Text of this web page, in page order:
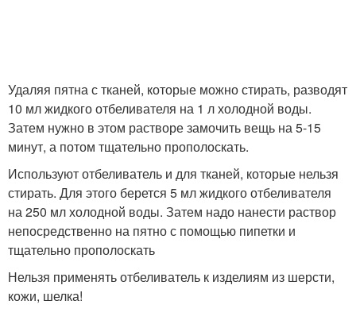
Удаляя пятна с тканей, которые можно стирать, разводят
10 мл жидкого отбеливателя на 1 л холодной воды.
Затем нужно в этом растворе замочить вещь на 5-15
минут, а потом тщательно прополоскать.
Используют отбеливатель и для тканей, которые нельзя
стирать. Для этого берется 5 мл жидкого отбеливателя
на 250 мл холодной воды. Затем надо нанести раствор
непосредственно на пятно с помощью пипетки и
тщательно прополоскать
Нельзя применять отбеливатель к изделиям из шерсти,
кожи, шелка!